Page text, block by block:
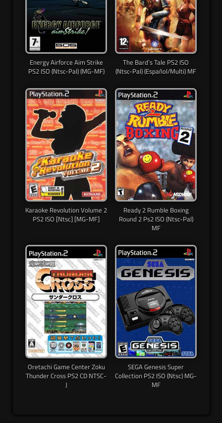
Energy Airforce Aim Strike
PS2 ISO (Ntsc-Pal) (MG-MF)
The Bard’s Tale PS2 ISO
(Ntsc-Pal) (Español/Multi) MF
Karaoke Revolution Volume 2
PS2 ISO [Ntsc] [MG-MF]
Ready 2 Rumble Boxing
Round 2 Ps2 ISO (Ntsc-Pal)
MF
Oretachi Game Center Zoku
Thunder Cross PS2 CD NTSC-
J
SEGA Genesis Super
Collection PS2 ISO (Ntsc) MG-
MF